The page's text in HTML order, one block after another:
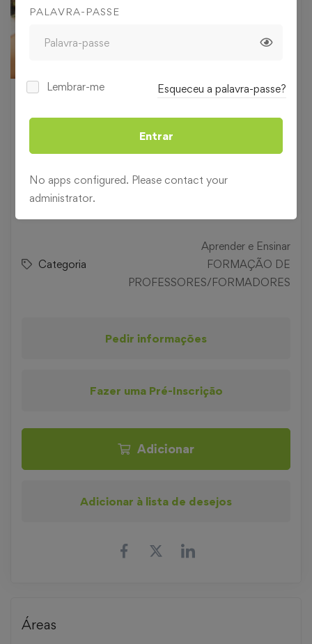
20,00 €
Nível Todos os níveis
Categoria
Aprender e Ensinar
FORMAÇÃO DE
PROFESSORES/FORMADORES
Pedir informações
Fazer uma Pré-Inscrição
Adicionar
Adicionar à lista de desejos
Áreas
PALAVRA-PASSE
Lembrar-me Esqueceu a palavra-passe?
Entrar
No apps configured. Please contact your
administrator.